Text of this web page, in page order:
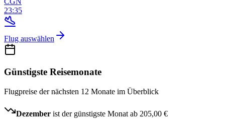
23:35
Flug auswählen
Günstigste Reisemonate
Flugpreise der nächsten 12 Monate im Überblick
Dezember ist der günstigste Monat ab 205,00 €